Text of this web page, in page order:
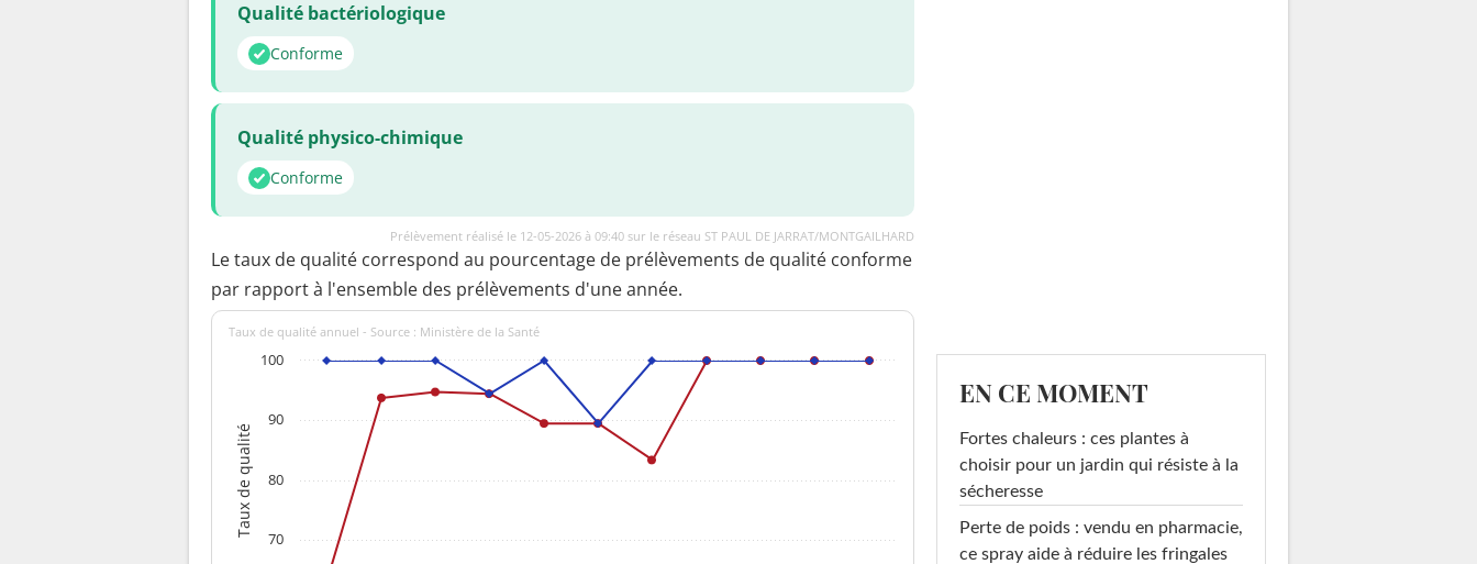
Qualité bactériologique
Conforme
Qualité physico-chimique
Conforme
Prélèvement réalisé le 12-05-2026 à 09:40 sur le réseau ST PAUL DE JARRAT/MONTGAILHARD
Le taux de qualité correspond au pourcentage de prélèvements de qualité conforme
par rapport à l'ensemble des prélèvements d'une année.
Taux de qualité
Taux de qualité annuel - Source : Ministère de la Santé
70
80
90
100
EN CE MOMENT
Fortes chaleurs : ces plantes à
choisir pour un jardin qui résiste à la
sécheresse
Perte de poids : vendu en pharmacie,
ce spray aide à réduire les fringales